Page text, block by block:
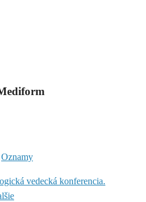
Oznamy
vedecká konferencia.